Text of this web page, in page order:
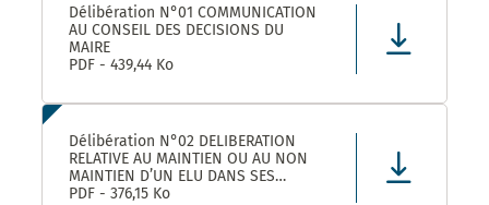
Délibération N°01 COMMUNICATION
AU CONSEIL DES DECISIONS DU
MAIRE
PDF - 439,44 Ko
Délibération N°02 DELIBERATION
RELATIVE AU MAINTIEN OU AU NON
MAINTIEN D’UN ELU DANS SES
FONCTIONS D’ADJOINT AU MAIRE
PDF - 376,15 Ko